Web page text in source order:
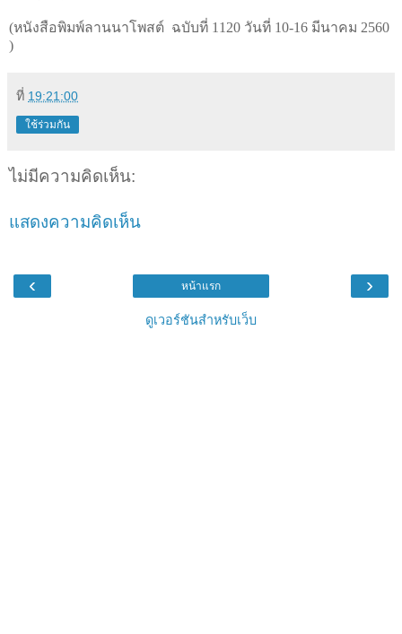
(หนังสือพิมพ์ลานนาโพสต์ ฉบับที่ 1120 วันที่ 10-16 มีนาคม 2560
)
ที่ 19:21:00
ใช้ร่วมกัน
ไม่มีความคิดเห็น:
แสดงความคิดเห็น
‹ ›
หน้าแรก
ดูเวอร์ชันสำหรับเว็บ